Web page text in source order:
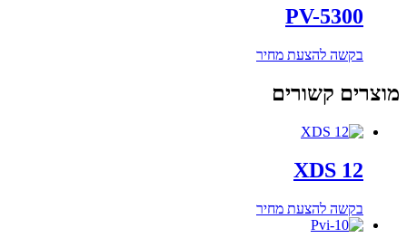
מספר
סוגים.
לבחור
האפשרויות
המוצר
PV-5300
בקשה להצעת מחיר
מוצרים קשורים
XDS 12
בקשה להצעת מחיר